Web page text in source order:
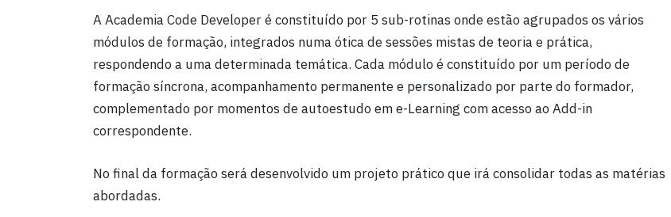
A Academia Code Developer é constituído por 5 sub-rotinas onde estão agrupados os vários
módulos de formação, integrados numa ótica de sessões mistas de teoria e prática,
respondendo a uma determinada temática. Cada módulo é constituído por um período de
formação síncrona, acompanhamento permanente e personalizado por parte do formador,
complementado por momentos de autoestudo em e-Learning com acesso ao Add-in
correspondente.
No final da formação será desenvolvido um projeto prático que irá consolidar todas as matérias
abordadas.